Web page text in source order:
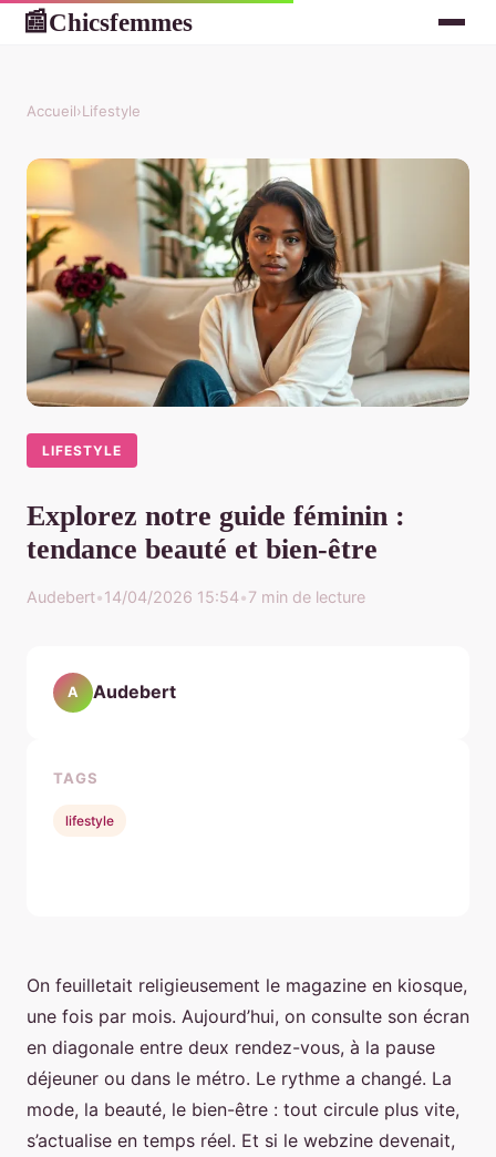
📰Chicsfemmes
Accueil›Lifestyle
LIFESTYLE
Explorez notre guide féminin :
tendance beauté et bien-être
Audebert•14/04/2026 15:54•7 min de lecture
On feuilletait religieusement le magazine en kiosque,
une fois par mois. Aujourd’hui, on consulte son écran
en diagonale entre deux rendez-vous, à la pause
déjeuner ou dans le métro. Le rythme a changé. La
mode, la beauté, le bien-être : tout circule plus vite,
s’actualise en temps réel. Et si le webzine devenait,
A Audebert
TAGS
lifestyle